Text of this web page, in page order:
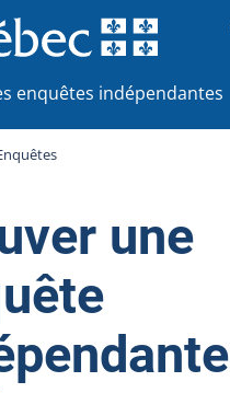
enquêtes indépendantes
une